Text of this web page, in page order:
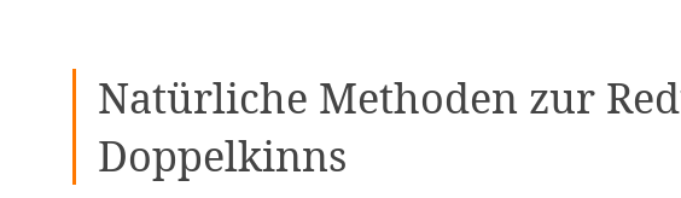
Natürliche Methoden zur
Doppelkinns